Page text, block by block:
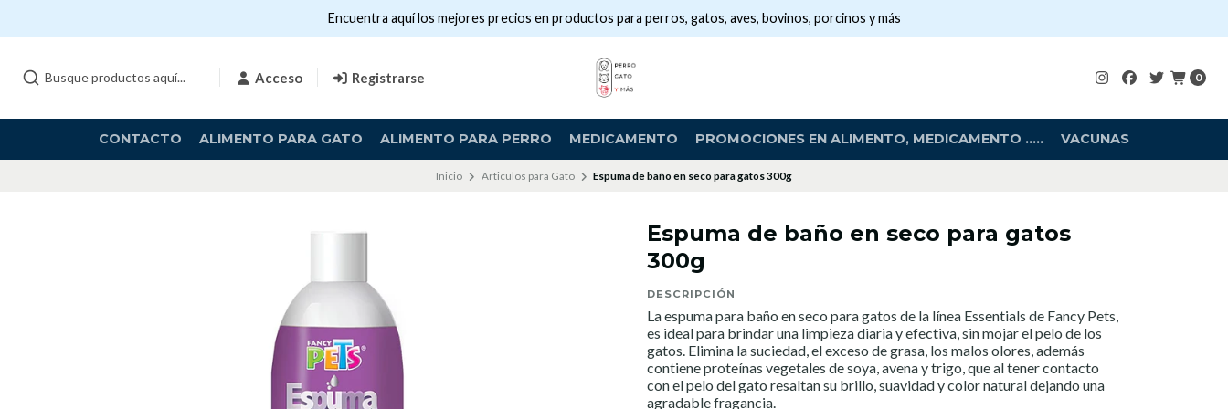
Acceso Registrarse 0
CONTACTO ALIMENTO PARA GATO ALIMENTO PARA PERRO MEDICAMENTO PROMOCIONES EN ALIMENTO, MEDICAMENTO ..... VACUNAS
Encuentra aquí los mejores precios en productos para perros, gatos, aves, bovinos, porcinos y más
Inicio Articulos para Gato Espuma de baño en seco para gatos 300g
Espuma de baño en seco para gatos
300g
DESCRIPCIÓN
La espuma para baño en seco para gatos de la línea Essentials de Fancy Pets,
es ideal para brindar una limpieza diaria y efectiva, sin mojar el pelo de los
gatos. Elimina la suciedad, el exceso de grasa, los malos olores, además
contiene proteínas vegetales de soya, avena y trigo, que al tener contacto
con el pelo del gato resaltan su brillo, suavidad y color natural dejando una
agradable fragancia.